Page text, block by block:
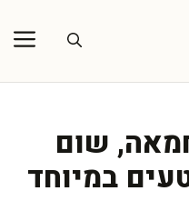
שום
במיוחד